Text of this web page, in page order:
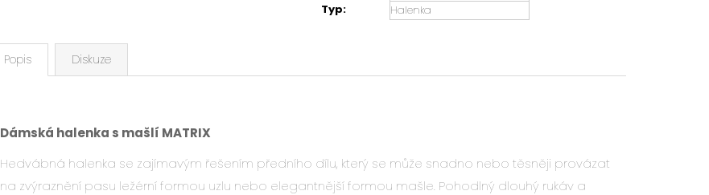
Typ: Halenka
Popis Diskuze
Dámská halenka s mašlí MATRIX
Hedvábná halenka se zajímavým řešením předního dílu, který se může snadno nebo těsněji provázat
na zvýraznění pasu ležérní formou uzlu nebo elegantnější formou mašle. Pohodlný dlouhý rukáv a